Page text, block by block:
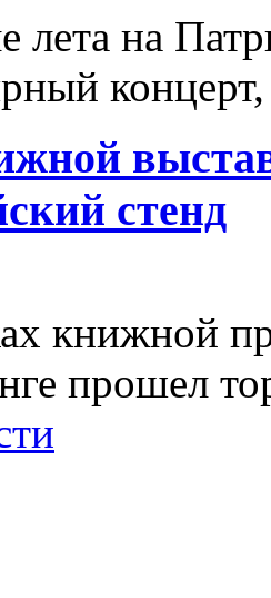
лета на
стенд
книжной
прошел